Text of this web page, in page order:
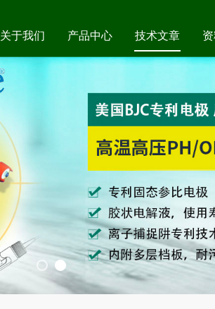
关于我们 产品中心 技术文章